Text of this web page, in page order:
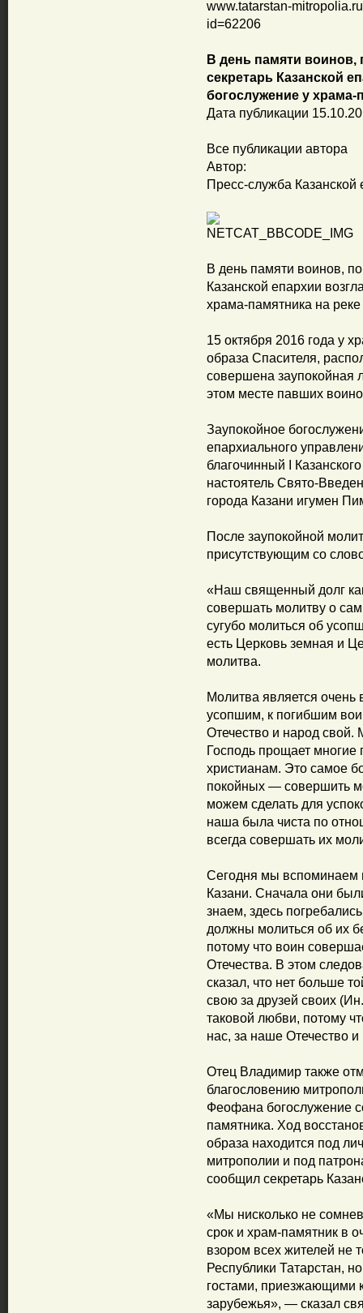
www.tatarstan-
id=62206
В день памяти воинов,
секретарь Казанской
богослужение у храма-
Дата публикации
Все публикации автора
Автор:
Пресс-служба Казанской
В день памяти воинов,
Казанской епархии
храма-памятника на реке
15 октября 2016 года у
образа Спасителя,
совершена заупокойная
этом месте павших
Заупокойное
епархиального
благочинный I
настоятель Свято-
города Казани игумен
После заупокойной
присутствующим со
«Наш священный долг
совершать молитву о
сугубо молиться об
есть Церковь земная и
молитва.
Молитва является
усопшим, к погибшим
Отечество и народ
Господь прощает
христианам. Это самое
покойных — совершить
можем сделать для
наша была чиста по
всегда совершать их
Сегодня мы вспоминаем
Казани. Сначала они
знаем, здесь
должны молиться об их
потому что воин
Отечества. В этом
сказал, что нет больше
свою за друзей своих
таковой любви, потому
нас, за наше Отечество и
Отец Владимир также
благословению
Феофана богослужение
памятника. Ход
образа находится под
митрополии и под
сообщил секретарь
«Мы нисколько не
срок и храм-памятник в
взором всех жителей не
Республики Татарстан,
гостами, приезжающими
зарубежья», — сказал